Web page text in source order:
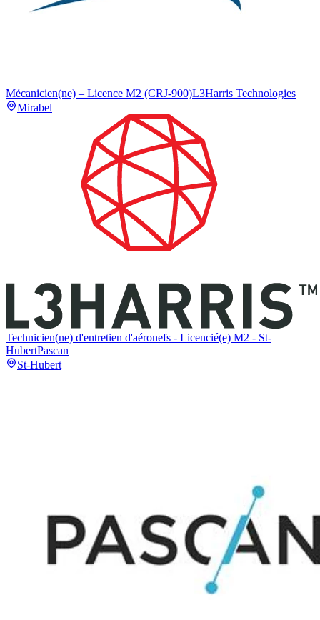
Mécanicien(ne) – Licence M2 (CRJ-900)L3Harris Technologies
Mirabel
Technicien(ne) d'entretien d'aéronefs - Licencié(e) M2 - St-
HubertPascan
St-Hubert